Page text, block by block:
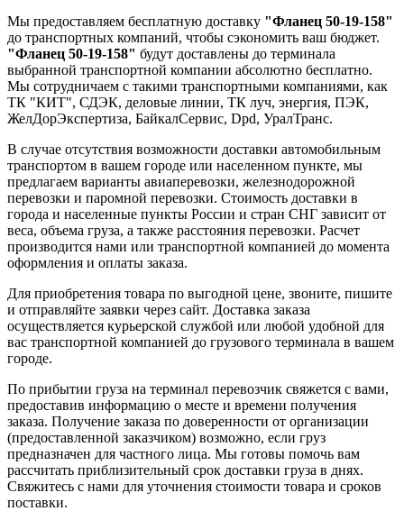
Мы предоставляем бесплатную доставку "Фланец 50-19-158"
до транспортных компаний, чтобы сэкономить ваш бюджет.
"Фланец 50-19-158" будут доставлены до терминала
выбранной транспортной компании абсолютно бесплатно.
Мы сотрудничаем с такими транспортными компаниями, как
ТК "КИТ", СДЭК, деловые линии, ТК луч, энергия, ПЭК,
ЖелДорЭкспертиза, БайкалСервис, Dpd, УралТранс.
В случае отсутствия возможности доставки автомобильным
транспортом в вашем городе или населенном пункте, мы
предлагаем варианты авиаперевозки, железнодорожной
перевозки и паромной перевозки. Стоимость доставки в
города и населенные пункты России и стран СНГ зависит от
веса, объема груза, а также расстояния перевозки. Расчет
производится нами или транспортной компанией до момента
оформления и оплаты заказа.
Для приобретения товара по выгодной цене, звоните, пишите
и отправляйте заявки через сайт. Доставка заказа
осуществляется курьерской службой или любой удобной для
вас транспортной компанией до грузового терминала в вашем
городе.
По прибытии груза на терминал перевозчик свяжется с вами,
предоставив информацию о месте и времени получения
заказа. Получение заказа по доверенности от организации
(предоставленной заказчиком) возможно, если груз
предназначен для частного лица. Мы готовы помочь вам
рассчитать приблизительный срок доставки груза в днях.
Свяжитесь с нами для уточнения стоимости товара и сроков
поставки.